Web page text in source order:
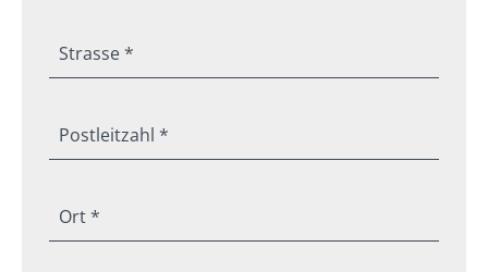
Strasse *
Postleitzahl *
Ort *